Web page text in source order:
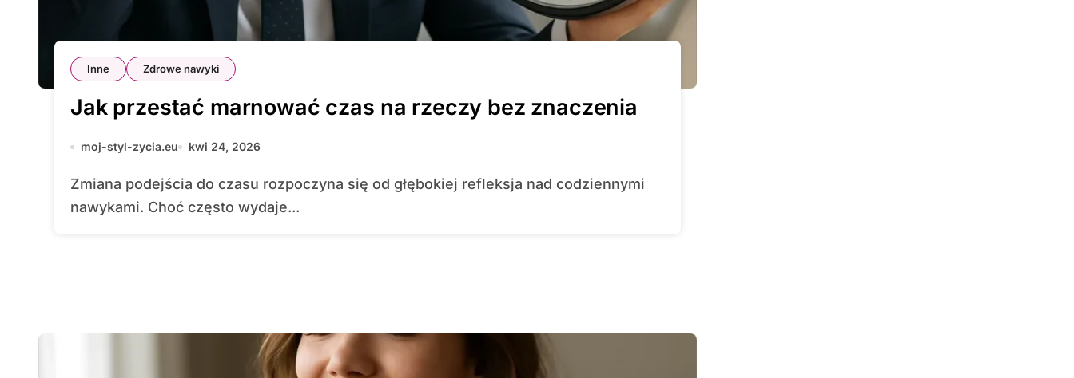
Inne Zdrowe nawyki
Jak przestać marnować czas na rzeczy bez znaczenia
moj-styl-zycia.eu kwi 24, 2026
Zmiana podejścia do czasu rozpoczyna się od głębokiej refleksja nad codziennymi
nawykami. Choć często wydaje...